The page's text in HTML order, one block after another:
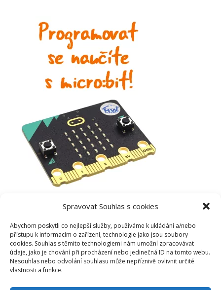
Spravovat Souhlas s cookies
Abychom poskytli co nejlepší služby, používáme k ukládání a/nebo
přístupu k informacím o zařízení, technologie jako jsou soubory
cookies. Souhlas s těmito technologiemi nám umožní zpracovávat
údaje, jako je chování při procházení nebo jedinečná ID na tomto webu.
Nesouhlas nebo odvolání souhlasu může nepříznivě ovlivnit určité
vlastnosti a funkce.